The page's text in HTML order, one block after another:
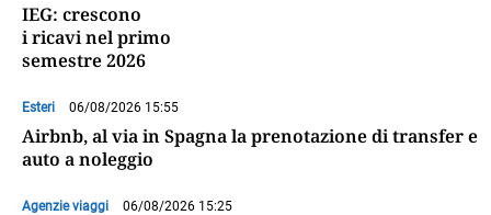
IEG: crescono
i ricavi nel primo
semestre 2026
Esteri 06/08/2026 15:55
Airbnb, al via in Spagna la prenotazione di transfer e
auto a noleggio
Agenzie viaggi 06/08/2026 15:25